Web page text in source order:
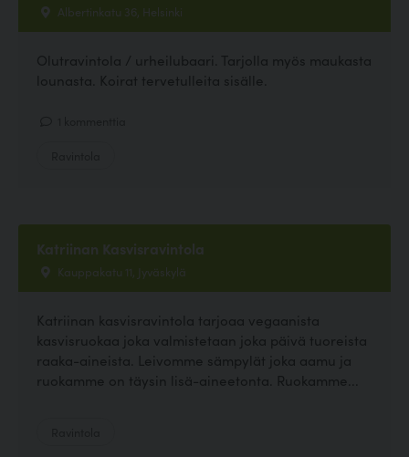
Albertinkatu 36, Helsinki
Olutravintola / urheilubaari. Tarjolla myös maukasta
lounasta. Koirat tervetulleita sisälle.
Katriinan Kasvisravintola
Kauppakatu 11, Jyväskylä
Katriinan kasvisravintola tarjoaa vegaanista
kasvisruokaa joka valmistetaan joka päivä tuoreista
raaka-aineista. Leivomme sämpylät joka aamu ja
ruokamme on täysin lisä-aineetonta. Ruokamme...